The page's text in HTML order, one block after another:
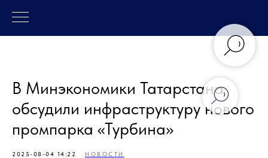
В Минэкономики Татарстана
обсудили инфраструктуру нового
промпарка «Турбина»
2025-08-04 14:22 НОВОСТИ